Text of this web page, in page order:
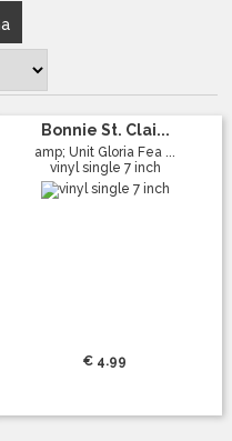
Bonnie St. Clai...
amp; Unit Gloria Fea ...
vinyl single 7 inch
€ 4.99